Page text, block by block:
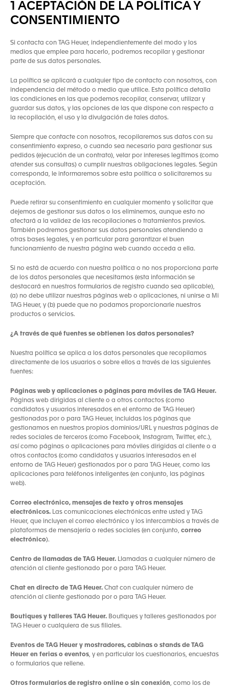
1 ACEPTACIÓN DE LA POLÍTICA Y
CONSENTIMIENTO
Si contacta con TAG Heuer, independientemente del modo y los
medios que emplee para hacerlo, podremos recopilar y gestionar
parte de sus datos personales.
La política se aplicará a cualquier tipo de contacto con nosotros, con
independencia del método o medio que utilice. Esta política detalla
las condiciones en las que podemos recopilar, conservar, utilizar y
guardar sus datos, y las opciones de las que dispone con respecto a
la recopilación, el uso y la divulgación de tales datos.
Siempre que contacte con nosotros, recopilaremos sus datos con su
consentimiento expreso, o cuando sea necesario para gestionar sus
pedidos (ejecución de un contrato), velar por intereses legítimos (como
atender sus consultas) o cumplir nuestras obligaciones legales. Según
corresponda, le informaremos sobre esta política o solicitaremos su
aceptación.
Puede retirar su consentimiento en cualquier momento y solicitar que
dejemos de gestionar sus datos o los eliminemos, aunque esto no
afectará a la validez de las recopilaciones o tratamientos previos.
También podremos gestionar sus datos personales atendiendo a
otras bases legales, y en particular para garantizar el buen
funcionamiento de nuestra página web cuando acceda a ella.
Si no está de acuerdo con nuestra política o no nos proporciona parte
de los datos personales que necesitamos (esta información se
destacará en nuestros formularios de registro cuando sea aplicable),
(a) no debe utilizar nuestras páginas web o aplicaciones, ni unirse a Mi
TAG Heuer, y (b) puede que no podamos proporcionarle nuestros
productos o servicios.
¿A través de qué fuentes se obtienen los datos personales?
Nuestra política se aplica a los datos personales que recopilamos
directamente de los usuarios o sobre ellos a través de las siguientes
fuentes:
Páginas web y aplicaciones o páginas para móviles de TAG Heuer.
Páginas web dirigidas al cliente o a otros contactos (como
candidatos y usuarios interesados en el entorno de TAG Heuer)
gestionadas por o para TAG Heuer, incluidas los páginas que
gestionamos en nuestros propios dominios/URL y nuestras páginas de
redes sociales de terceros (como Facebook, Instagram, Twitter, etc.),
así como páginas o aplicaciones para móviles dirigidas al cliente o a
otros contactos (como candidatos y usuarios interesados en el
entorno de TAG Heuer) gestionados por o para TAG Heuer, como las
aplicaciones para teléfonos inteligentes (en conjunto, las páginas
web).
Correo electrónico, mensajes de texto y otros mensajes
electrónicos. Las comunicaciones electrónicas entre usted y TAG
Heuer, que incluyen el correo electrónico y los intercambios a través de
plataformas de mensajería o redes sociales (en conjunto, correo
electrónico).
Centro de llamadas de TAG Heuer. Llamadas a cualquier número de
atención al cliente gestionado por o para TAG Heuer.
Chat en directo de TAG Heuer. Chat con cualquier número de
atención al cliente gestionado por o para TAG Heuer.
Boutiques y talleres TAG Heuer. Boutiques y talleres gestionados por
TAG Heuer o cualquiera de sus filiales.
Eventos de TAG Heuer y mostradores, cabinas o stands de TAG
Heuer en ferias o eventos, y en particular los cuestionarios, encuestas
o formularios que rellene.
Otros formularios de registro online o sin conexión, como los de